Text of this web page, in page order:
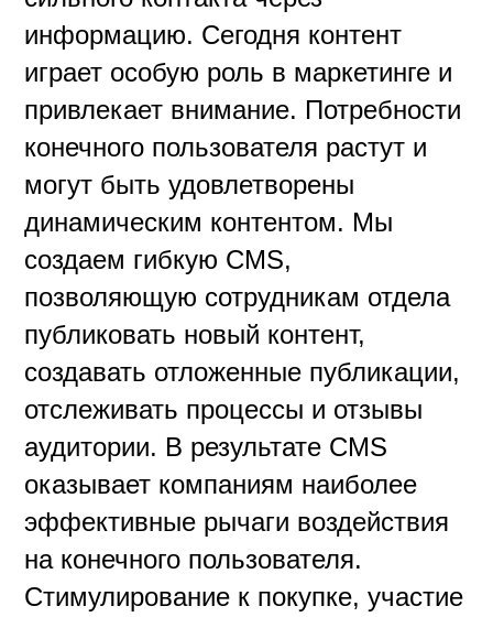
информацию. Сегодня контент
играет особую роль в маркетинге и
привлекает внимание. Потребности
конечного пользователя растут и
могут быть удовлетворены
динамическим контентом. Мы
создаем гибкую CMS,
позволяющую сотрудникам отдела
публиковать новый контент,
создавать отложенные публикации,
отслеживать процессы и отзывы
аудитории. В результате CMS
оказывает компаниям наиболее
эффективные рычаги воздействия
на конечного пользователя.
Стимулирование к покупке, участие